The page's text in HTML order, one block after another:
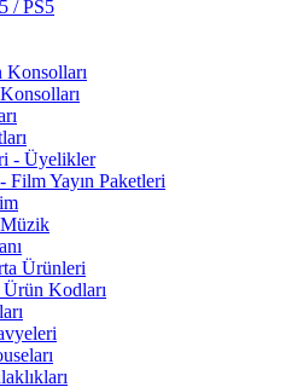
/ PS5
- Üyelikler
Film Yayın Paketleri
Ürünleri
Kodları